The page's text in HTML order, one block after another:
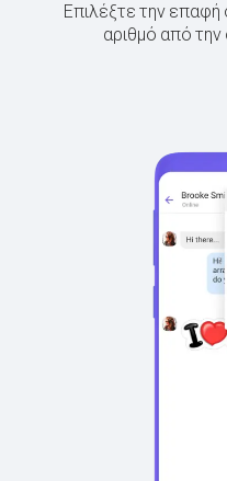
Επιλέξτε την
αριθμό από